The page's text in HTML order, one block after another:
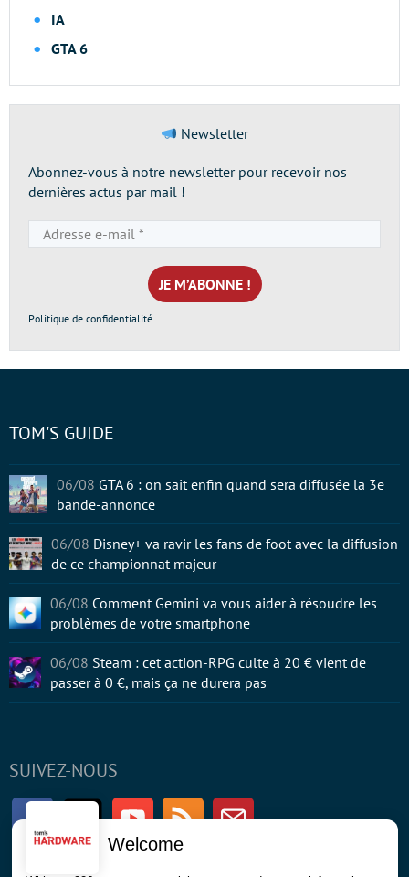
IA
GTA 6
Newsletter
Abonnez-vous à notre newsletter pour recevoir nos
dernières actus par mail !
e-
mail
*
Politique de confidentialité
SUIVEZ-NOUS
FacebookTwitter Youtube RSS Newsletter
TOM'S GUIDE
06/08 GTA 6 : on sait enfin quand sera diffusée la 3e
bande-annonce
06/08 Disney+ va ravir les fans de foot avec la diffusion
de ce championnat majeur
06/08 Comment Gemini va vous aider à résoudre les
problèmes de votre smartphone
06/08 Steam : cet action-RPG culte à 20 € vient de
passer à 0 €, mais ça ne durera pas
Welcome